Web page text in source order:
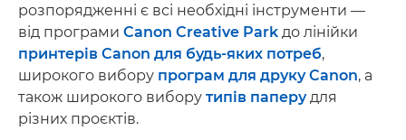
розпорядженні є всі необхідні інструменти —
від програми Canon Creative Park до лінійки
принтерів Canon для будь-яких потреб,
широкого вибору програм для друку Canon, а
також широкого вибору типів паперудля
різних проєктів.